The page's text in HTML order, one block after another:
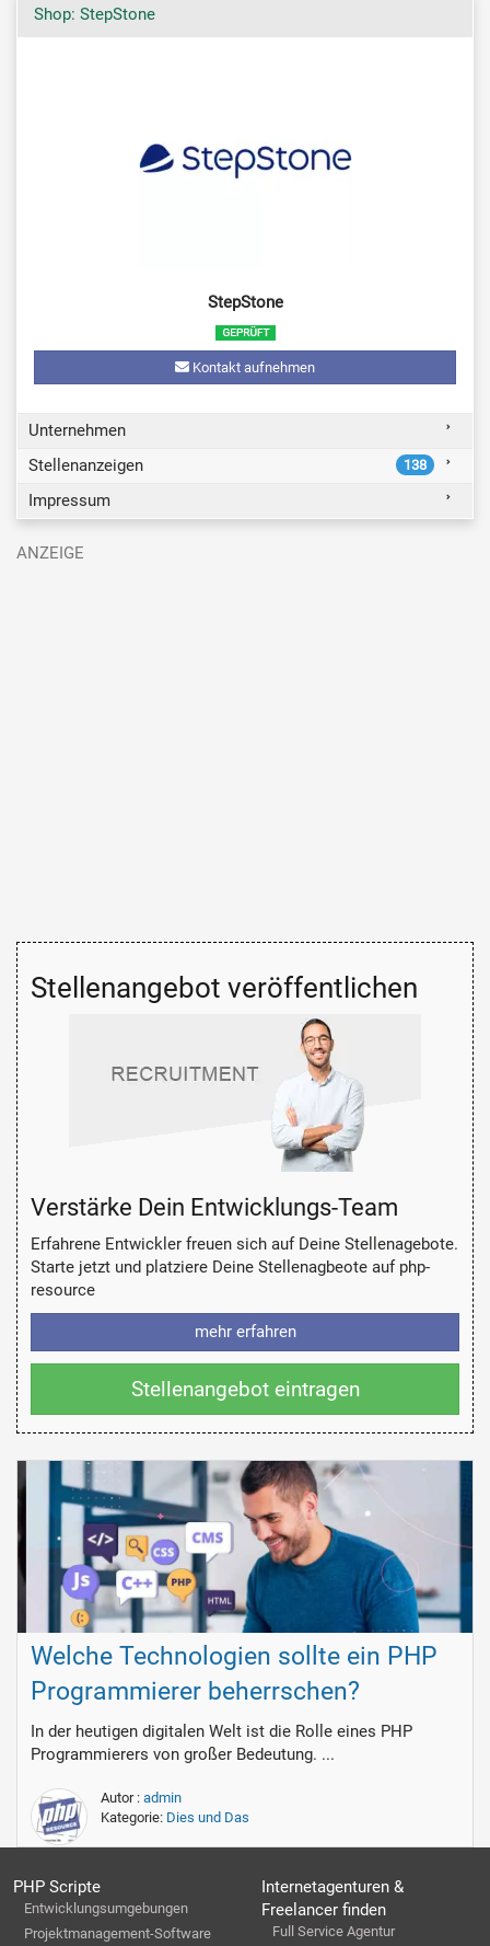
Shop: StepStone
StepStone
Kontakt aufnehmen
Unternehmen
Stellenanzeigen
138
Impressum
Stellenangebot veröffentlichen
Verstärke Dein Entwicklungs-Team
Erfahrene Entwickler freuen sich auf Deine Stellenagebote.
Starte jetzt und platziere Deine Stellenagbeote auf php-
resource
mehr erfahren
Stellenangebot eintragen
Welche Technologien sollte ein PHP
Programmierer beherrschen?
In der heutigen digitalen Welt ist die Rolle eines PHP
Programmierers von großer Bedeutung. ...
Autor : admin
Kategorie: Dies und Das
PHP Scripte
Entwicklungsumgebungen
Projektmanagement-Software
Internetagenturen &
Freelancer finden
Full Service Agentur